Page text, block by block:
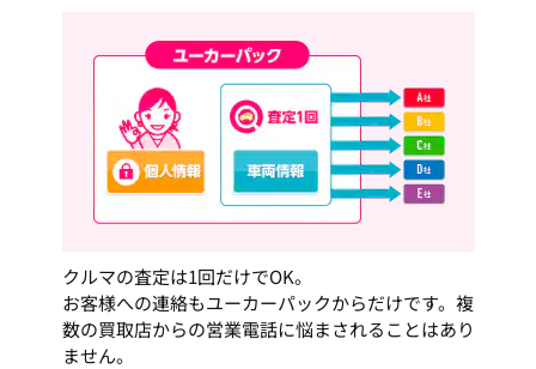
クルマの査定は1回だけでOK。
お客様への連絡もユーカーパックからだけです。複
数の買取店からの営業電話に悩まされることはあり
ません。